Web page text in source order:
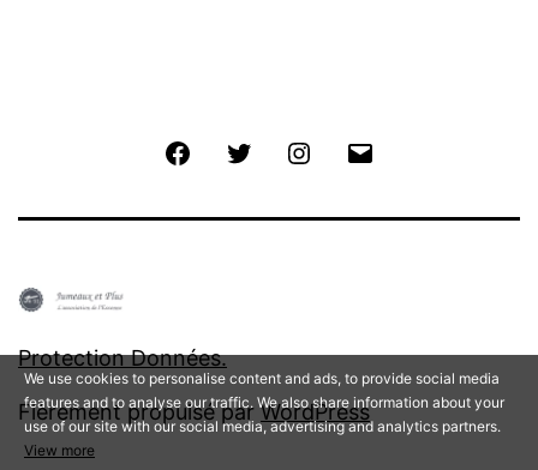
FacebookTwitter Instagram
Protection Données.
Fièrement propulsé parWordPress
We use cookies to personalise content and ads, to provide social media
features and to analyse our traffic. We also share information about your
use of our site with our social media, advertising and analytics partners.
View more